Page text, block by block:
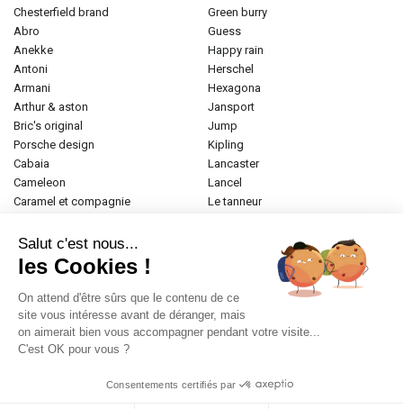
chesterfield brand
abro
anekke
antoni
armani
arthur & aston
bric's original
porsche design
cabaia
cameleon
caramel et compagnie
donna celi
eastpak
elite
emily & noah
esprit
etrier
fabrizio
green burry
guess
happy rain
herschel
hexagona
jansport
jump
kipling
lancaster
lancel
le tanneur
paul marius
samsonite
tamaris
valentino
Salut c'est nous...
les Cookies !
On attend d'être sûrs que le contenu de ce
site vous intéresse avant de déranger, mais
on aimerait bien vous accompagner pendant votre visite...
C'est OK pour vous ?
Consentements certifiés par